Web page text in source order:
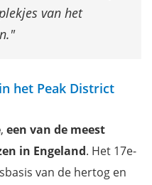
van het
het Peak District
, een van de meest
in Engeland. Het 17e-
van de hertog en